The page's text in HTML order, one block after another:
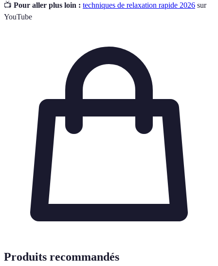
📺 Pour aller plus loin : techniques de relaxation rapide 2026 sur
YouTube
Produits recommandés